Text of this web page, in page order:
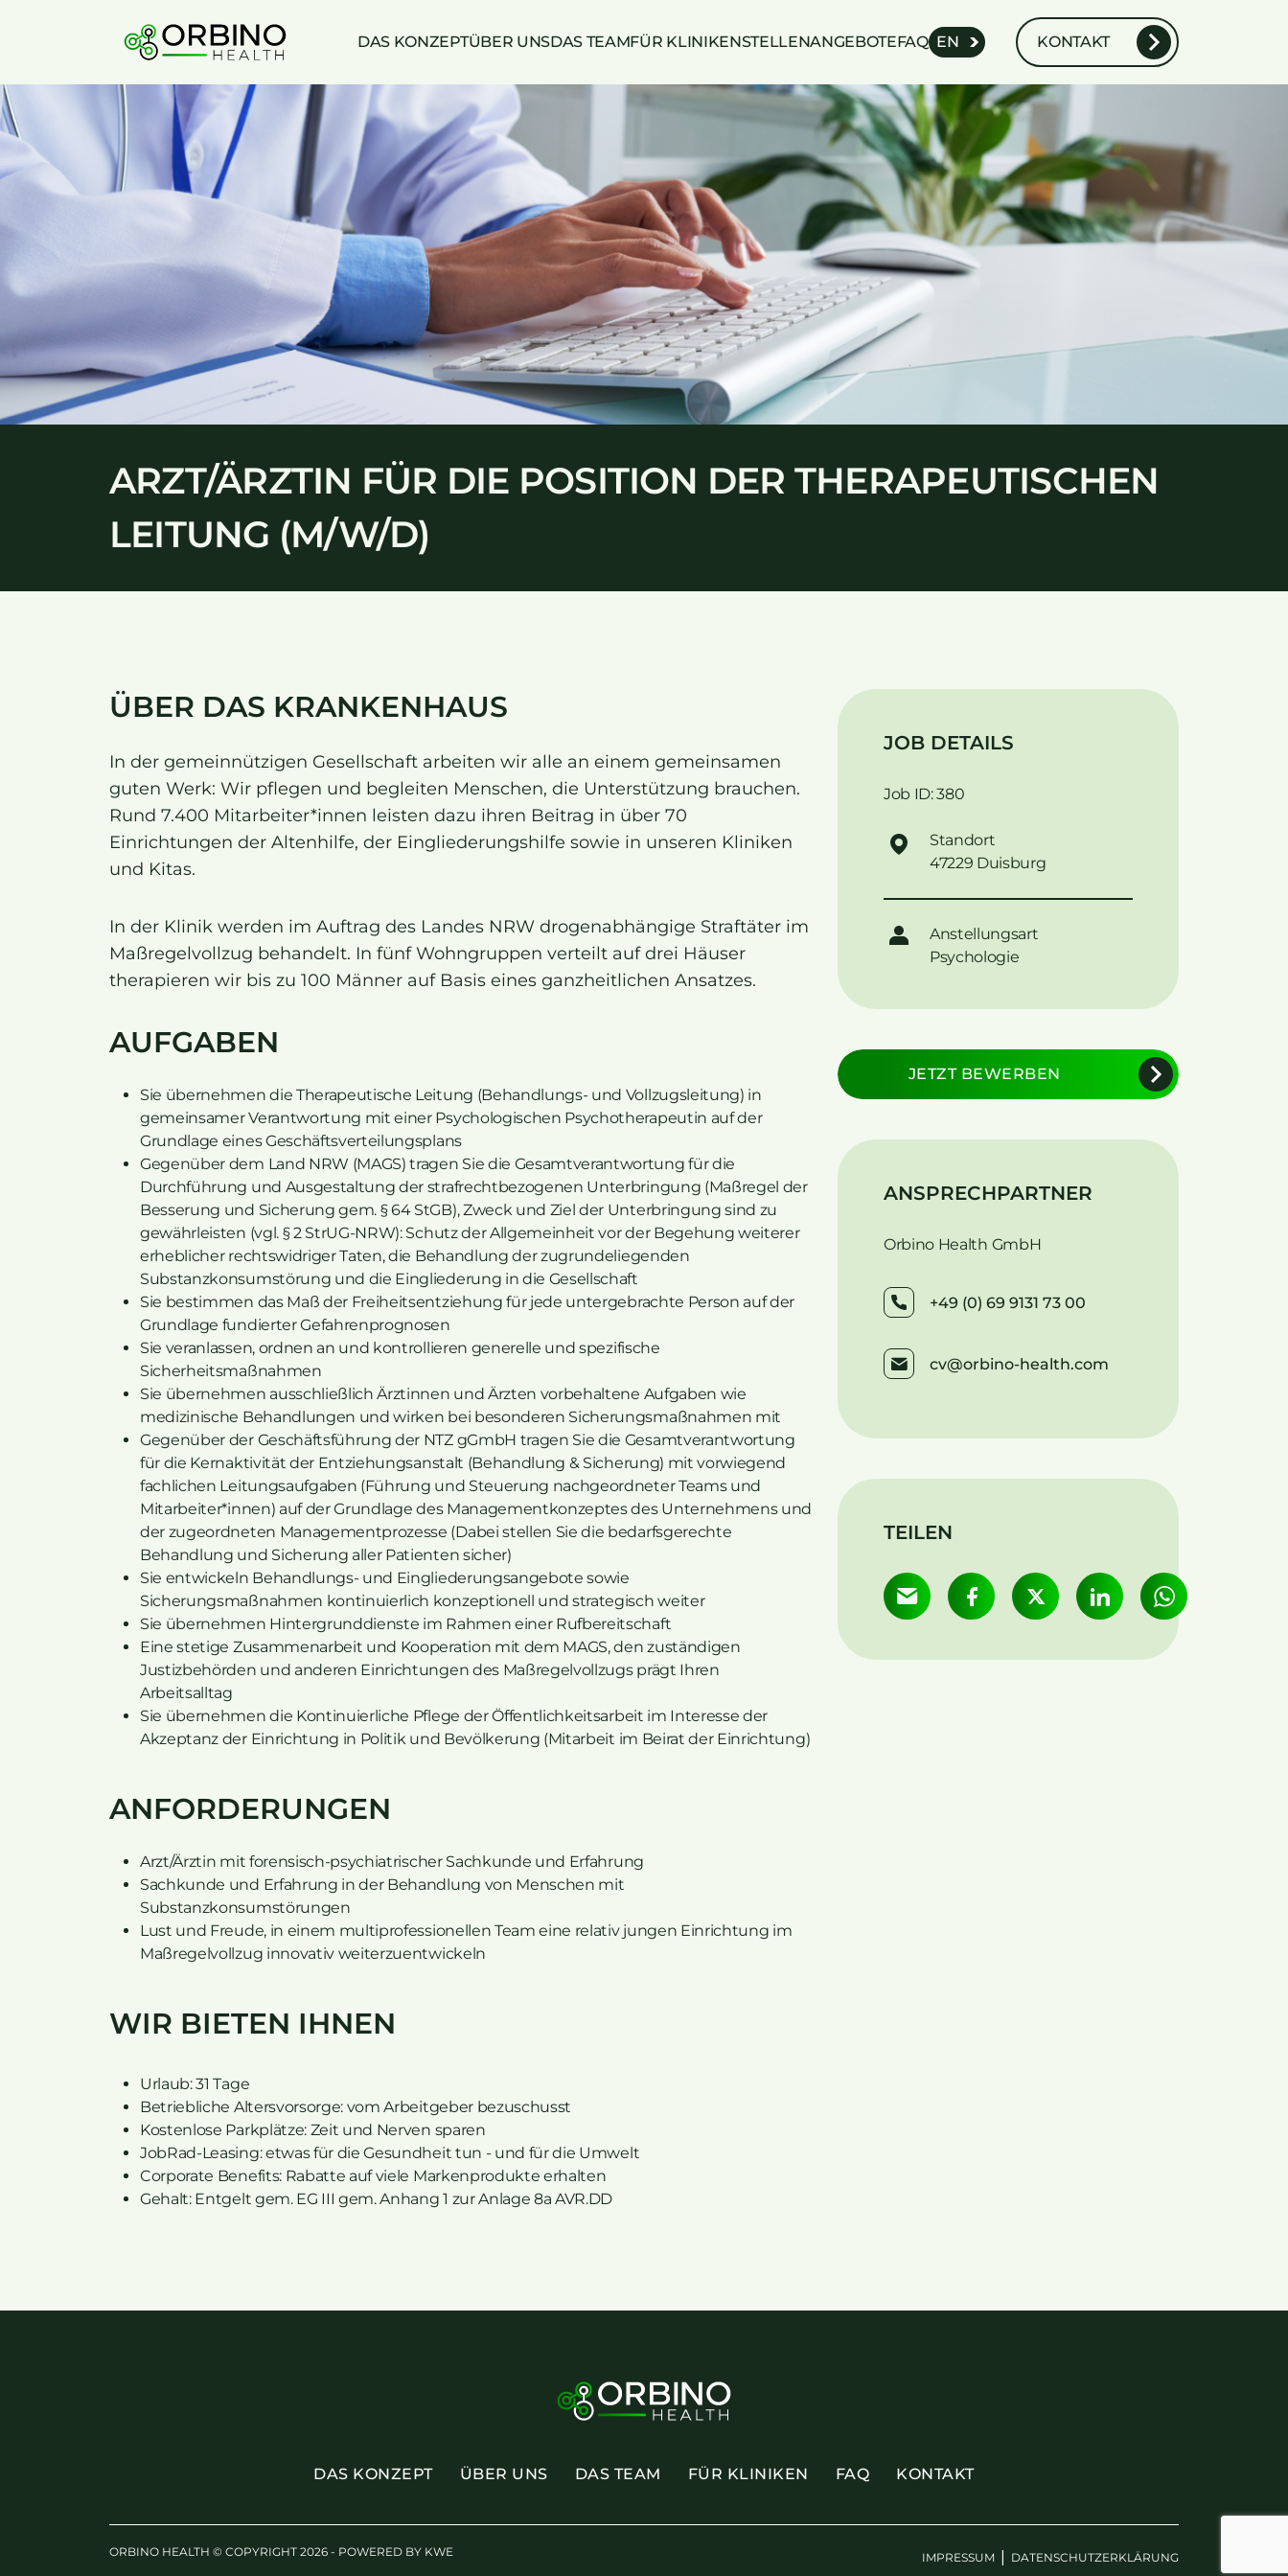
DAS KONZEPTÜBER UNSDAS TEAMFÜR KLINIKENSTELLENANGEBOTEFAQ EN KONTAKT
ARZT/ÄRZTIN FÜR DIE POSITION DER THERAPEUTISCHEN
LEITUNG (M/W/D)
ÜBER DAS KRANKENHAUS
In der gemeinnützigen Gesellschaft arbeiten wir alle an einem gemeinsamen
guten Werk: Wir pflegen und begleiten Menschen, die Unterstützung brauchen.
Rund 7.400 Mitarbeiter*innen leisten dazu ihren Beitrag in über 70
Einrichtungen der Altenhilfe, der Eingliederungshilfe sowie in unseren Kliniken
und Kitas.
In der Klinik werden im Auftrag des Landes NRW drogenabhängige Straftäter im
Maßregelvollzug behandelt. In fünf Wohngruppen verteilt auf drei Häuser
therapieren wir bis zu 100 Männer auf Basis eines ganzheitlichen Ansatzes.
AUFGABEN
Sie übernehmen die Therapeutische Leitung (Behandlungs- und Vollzugsleitung) in
gemeinsamer Verantwortung mit einer Psychologischen Psychotherapeutin auf der
Grundlage eines Geschäftsverteilungsplans
Gegenüber dem Land NRW (MAGS) tragen Sie die Gesamtverantwortung für die
Durchführung und Ausgestaltung der strafrechtbezogenen Unterbringung (Maßregel der
Besserung und Sicherung gem. § 64 StGB), Zweck und Ziel der Unterbringung sind zu
gewährleisten (vgl. § 2 StrUG-NRW): Schutz der Allgemeinheit vor der Begehung weiterer
erheblicher rechtswidriger Taten, die Behandlung der zugrundeliegenden
Substanzkonsumstörung und die Eingliederung in die Gesellschaft
Sie bestimmen das Maß der Freiheitsentziehung für jede untergebrachte Person auf der
Grundlage fundierter Gefahrenprognosen
Sie veranlassen, ordnen an und kontrollieren generelle und spezifische
Sicherheitsmaßnahmen
Sie übernehmen ausschließlich Ärztinnen und Ärzten vorbehaltene Aufgaben wie
medizinische Behandlungen und wirken bei besonderen Sicherungsmaßnahmen mit
Gegenüber der Geschäftsführung der NTZ gGmbH tragen Sie die Gesamtverantwortung
für die Kernaktivität der Entziehungsanstalt (Behandlung & Sicherung) mit vorwiegend
fachlichen Leitungsaufgaben (Führung und Steuerung nachgeordneter Teams und
Mitarbeiter*innen) auf der Grundlage des Managementkonzeptes des Unternehmens und
der zugeordneten Managementprozesse (Dabei stellen Sie die bedarfsgerechte
Behandlung und Sicherung aller Patienten sicher)
Sie entwickeln Behandlungs- und Eingliederungsangebote sowie
Sicherungsmaßnahmen kontinuierlich konzeptionell und strategisch weiter
Sie übernehmen Hintergrunddienste im Rahmen einer Rufbereitschaft
Eine stetige Zusammenarbeit und Kooperation mit dem MAGS, den zuständigen
Justizbehörden und anderen Einrichtungen des Maßregelvollzugs prägt Ihren
Arbeitsalltag
Sie übernehmen die Kontinuierliche Pflege der Öffentlichkeitsarbeit im Interesse der
Akzeptanz der Einrichtung in Politik und Bevölkerung (Mitarbeit im Beirat der Einrichtung)
ANFORDERUNGEN
Arzt/Ärztin mit forensisch-psychiatrischer Sachkunde und Erfahrung
Sachkunde und Erfahrung in der Behandlung von Menschen mit
Substanzkonsumstörungen
Lust und Freude, in einem multiprofessionellen Team eine relativ jungen Einrichtung im
Maßregelvollzug innovativ weiterzuentwickeln
WIR BIETEN IHNEN
Urlaub: 31 Tage
Betriebliche Altersvorsorge: vom Arbeitgeber bezuschusst
Kostenlose Parkplätze: Zeit und Nerven sparen
JobRad-Leasing: etwas für die Gesundheit tun - und für die Umwelt
Corporate Benefits: Rabatte auf viele Markenprodukte erhalten
Gehalt: Entgelt gem. EG III gem. Anhang 1 zur Anlage 8a AVR.DD
JOB DETAILS
Job ID: 380
Standort
47229 Duisburg
Anstellungsart
Psychologie
JETZT BEWERBEN
ANSPRECHPARTNER
Orbino Health GmbH
+49 (0) 69 9131 73 00
cv@orbino-health.com
TEILEN
DAS KONZEPT ÜBER UNS DAS TEAM FÜR KLINIKEN FAQ KONTAKT
ORBINO HEALTH © COPYRIGHT 2026 - POWERED BY KWE IMPRESSUM | DATENSCHUTZERKLÄRUNG